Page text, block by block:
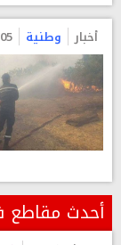
أخبار وطنية
أحدث مقاطع